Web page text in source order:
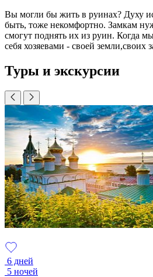
Вы могли бы жить в руинах? Духу
быть, тоже некомфортно. Замкам
смогут поднять их из руин. Когда
себя хозяева­ми - своей земли,своих
Туры и экскурсии
6 дней
5 ночей